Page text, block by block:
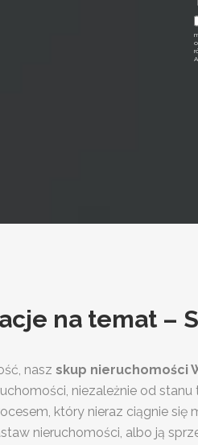
na temat –
nasz skup nieruchomości
niezależnie od
który nieraz ciągnie
nieruchomości, albo ją